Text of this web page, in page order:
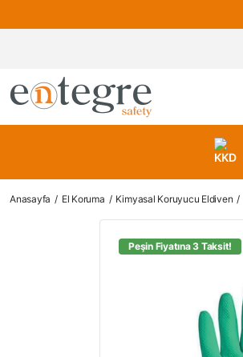
Anasayfa El Koruma Kimyasal Koruyucu Eldiven
Peşin Fiyatına 3 Taksit!